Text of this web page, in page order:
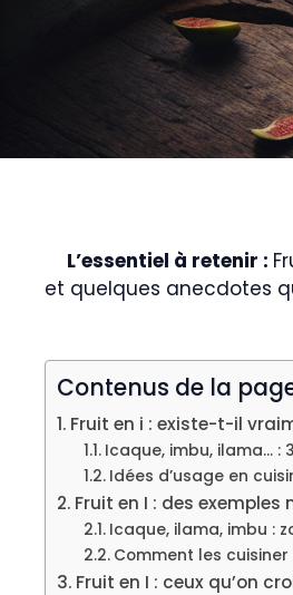
L’essentiel à retenir :
et quelques anecdotes
Contenus de la
Fruit en i : existe-t-il
Icaque, imbu, ilama… :
Idées d’usage en
Fruit en I : des
Icaque, ilama, imbu :
Comment les
Fruit en I : ceux qu’on